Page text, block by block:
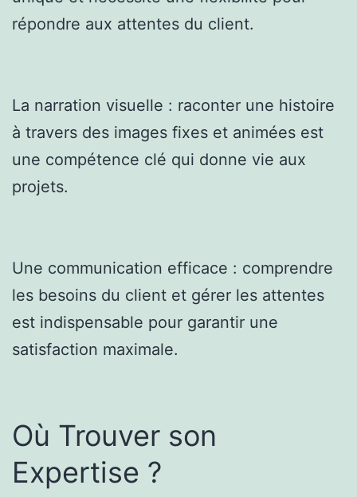
répondre aux attentes du client.
La narration visuelle : raconter une histoire
à travers des images fixes et animées est
une compétence clé qui donne vie aux
projets.
Une communication efficace : comprendre
les besoins du client et gérer les attentes
est indispensable pour garantir une
satisfaction maximale.
Où Trouver son
Expertise ?